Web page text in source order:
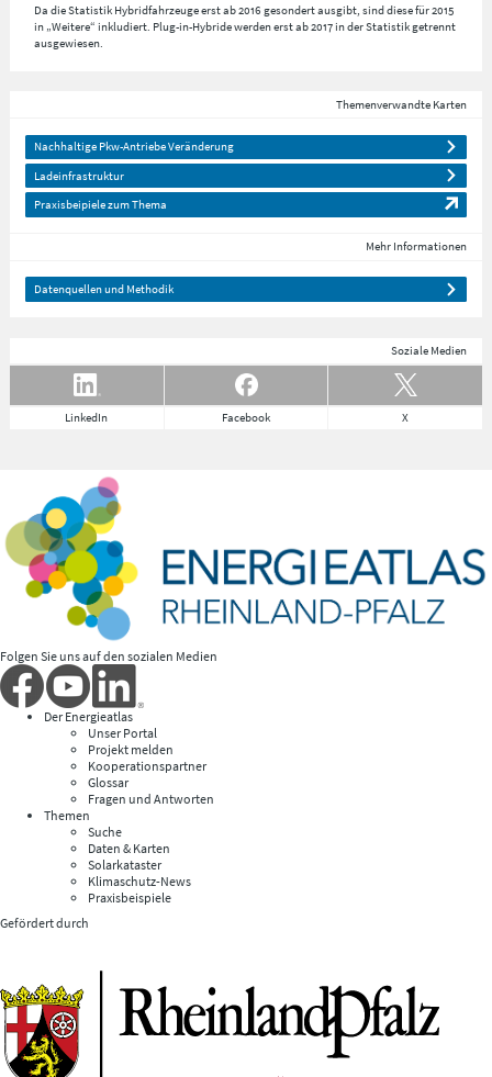
Da die Statistik Hybridfahrzeuge erst ab 2016 gesondert ausgibt, sind diese für 2015
in „Weitere“ inkludiert. Plug-in-Hybride werden erst ab 2017 in der Statistik getrennt
ausgewiesen.
Themenverwandte Karten
Nachhaltige Pkw-Antriebe Veränderung
Ladeinfrastruktur
Praxisbeipiele zum Thema
Mehr Informationen
Datenquellen und Methodik
Soziale Medien
LinkedIn Facebook X
Folgen Sie uns auf den sozialen Medien
Der Energieatlas
Unser Portal
Projekt melden
Kooperationspartner
Glossar
Fragen und Antworten
Themen
Suche
Daten & Karten
Solarkataster
Klimaschutz-News
Praxisbeispiele
Gefördert durch